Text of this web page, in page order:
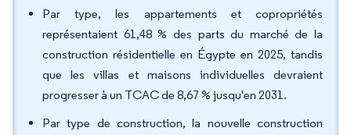
Par type, les appartements et copropriétés
représentaient 61,48 % des parts du marché de la
construction résidentielle en Égypte en 2025, tandis
que les villas et maisons individuelles devraient
progresser à un TCAC de 8,67 % jusqu'en 2031.
Par type de construction, la nouvelle construction